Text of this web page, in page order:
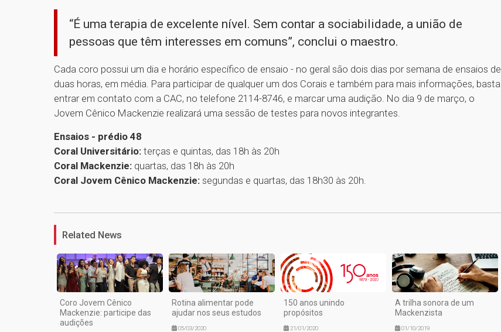
“É uma terapia de excelente nível. Sem contar a sociabilidade, a união de
pessoas que têm interesses em comuns”, conclui o maestro.
Cada coro possui um dia e horário específico de ensaio - no geral são dois dias por semana de ensaios de
duas horas, em média. Para participar de qualquer um dos Corais e também para mais informações, basta
entrar em contato com a CAC, no telefone 2114-8746, e marcar uma audição. No dia 9 de março, o
Jovem Cênico Mackenzie realizará uma sessão de testes para novos integrantes.
Ensaios - prédio 48
Coral Universitário: terças e quintas, das 18h às 20h
Coral Mackenzie: quartas, das 18h às 20h
Coral Jovem Cênico Mackenzie: segundas e quartas, das 18h30 às 20h.
1
Related News
Coro Jovem Cênico
Mackenzie: participe das
audições
Rotina alimentar pode
ajudar nos seus estudos
05/03/2020
150 anos unindo
propósitos
21/01/2020
A trilha sonora de um
Mackenzista
01/10/2019